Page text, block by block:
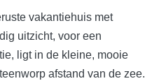
vakantiehuis met
uitzicht, voor een
ligt in de kleine, mooie
afstand van de zee.